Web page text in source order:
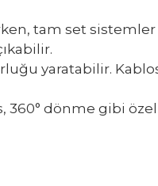
tam set sistemler
yaratabilir.
360° dönme gibi